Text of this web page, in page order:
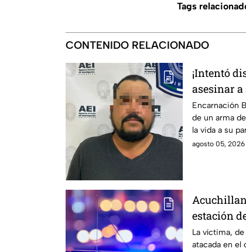
Tags
CONTENIDO RELACIONADO
¡Intentó
asesinar a
Encarnación
de un arma
la vida a su
agosto 05, 2026
estación
Vial
La víctima,
atacada en el